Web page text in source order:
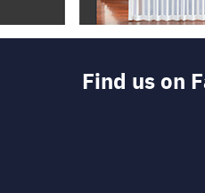
Find us on